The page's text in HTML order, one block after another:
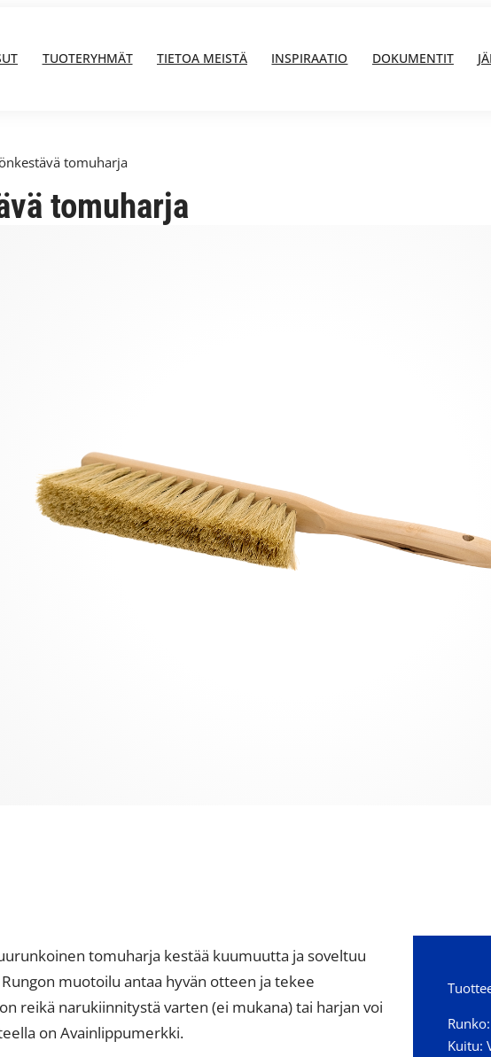
TUOTERYHMÄT TIETOA MEISTÄ INSPIRAATIO DOKUMENTIT
tomuharja
tomuharja
tomuharja kestää kuumuutta ja soveltuu
muotoilu antaa hyvän otteen ja tekee
reikä narukiinnitystä varten (ei mukana) tai harjan voi
on Avainlippumerkki.
Kuitu: